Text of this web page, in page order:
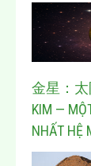
金星：
KIM —
NHẤT HỆ